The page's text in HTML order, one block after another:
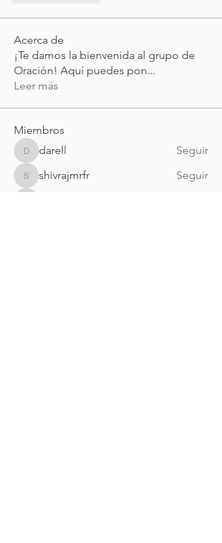
Acerca de
¡Te damos la bienvenida al grupo de
Oración! Aquí puedes pon...
Leer más
Miembros
darelldarell Seguir
shivrajmrfr
shivrajmrfr Seguir